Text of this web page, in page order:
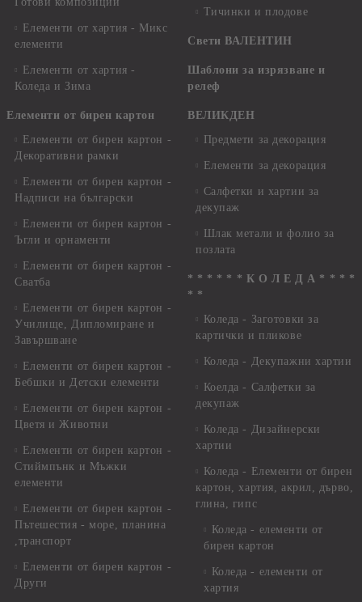
Елементи от хартия - Микс
елементи
Елементи от хартия -
Коледа и Зима
Елементи от бирен картон
Елементи от бирен картон -
Декоративни рамки
Елементи от бирен картон -
Надписи на български
Елементи от бирен картон -
Ъгли и орнаменти
Елементи от бирен картон -
Сватба
Елементи от бирен картон -
Училище, Дипломиране и
Завършване
Елементи от бирен картон -
Бебшки и Детски елементи
Елементи от бирен картон -
Цветя и Животни
Елементи от бирен картон -
Стиймпънк и Мъжки
елементи
Елементи от бирен картон -
Пътешестия - море, планина
,транспорт
Елементи от бирен картон -
Други
Тичинки и плодове
Свети ВАЛЕНТИН
Шаблони за изрязване и
релеф
ВЕЛИКДЕН
Предмети за декорация
Елементи за декорация
Салфетки и хартии за
декупаж
Шлак метали и фолио за
позлата
* * * * * * К О Л Е Д А * * * *
* *
Коледа - Заготовки за
картички и пликове
Коледа - Декупажни хартии
Коелда - Салфетки за
декупаж
Коледа - Дизайнерски
хартии
Коледа - Eлементи от бирен
картон, хартия, акрил, дърво,
глина, гипс
Коледа - елементи от
бирен картон
Коледа - елементи от
хартия